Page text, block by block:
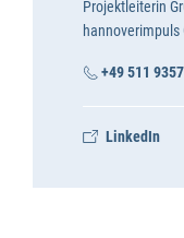
Projektleiterin
hannoverimpuls
+49 511
LinkedIn